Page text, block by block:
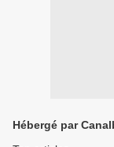
Hébergé par